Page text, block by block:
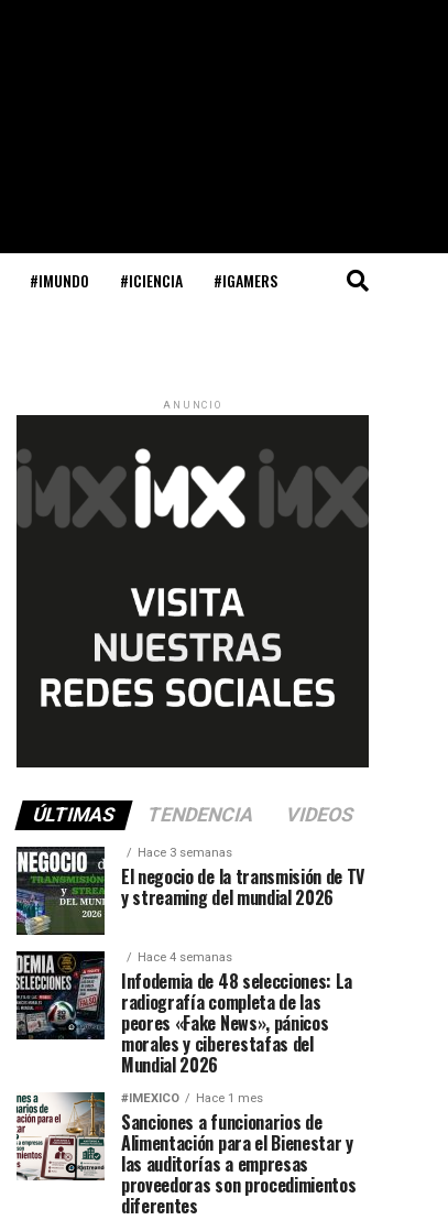
#IMUNDO #ICIENCIA #IGAMERS
ANUNCIO
ÚLTIMAS TENDENCIA VIDEOS
Hace 3 semanas
El negocio de la transmisión de TV
y streaming del mundial 2026
Hace 4 semanas
Infodemia de 48 selecciones: La
radiografía completa de las
peores «Fake News», pánicos
morales y ciberestafas del
Mundial 2026
#IMEXICO Hace 1 mes
Sanciones a funcionarios de
Alimentación para el Bienestar y
las auditorías a empresas
proveedoras son procedimientos
diferentes